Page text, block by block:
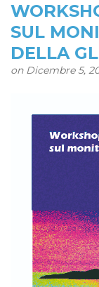
SUL
DELLA
on Dicembre 5,